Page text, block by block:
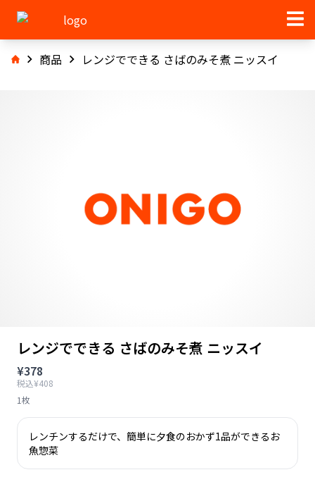
商品 レンジでできる さばのみそ煮 ニッスイ
レンジでできる さばのみそ煮 ニッスイ
¥378
税込¥408
1枚
レンチンするだけで、簡単に夕食のおかず1品ができるお
魚惣菜